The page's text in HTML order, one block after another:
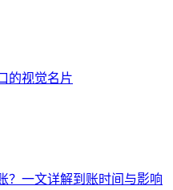
的视觉名片
？一文详解到账时间与影响